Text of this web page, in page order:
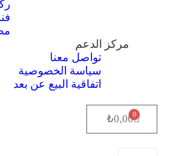
مركز الدعم
تواصل معنا
سياسة الخصوصية
اتفاقية البيع عن بعد
₺0,000